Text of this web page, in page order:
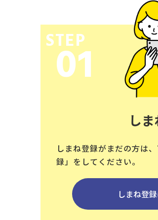
STEP
01
し
しまね登録がまだの方は
録」をしてください。
しまね登